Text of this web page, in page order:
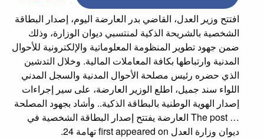
افتتح وزير العدل، القاضي بدر العارضة اليوم، إصدار البطاقة
الشخصية بالشريحة الذكية لمنتسبي ديوان الوزارة، وذلك
ضمن جهود تطوير المنظومة المعلوماتية والإلكترونية للأحوال
المدنية وارتباطها بكافة المعاملات المالية. وخلال التدشين
الذي حضره رئيس مصلحة الأحوال المدنية والسجل المدني
اللواء سند جميل، اطلع الوزير العارضة، على سير إجراءات
إصدار الهوية الوطنية بالبطاقة الذكية.. وأشاد بجهود المصلحة
… The post العارضة يفتتح إصدار البطاقة الشخصية في
ديوان وزارة العدل first appeared on تهامة 24.